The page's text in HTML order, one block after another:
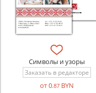
Символы и узоры
Заказать в редакторе
от 0.87BYN